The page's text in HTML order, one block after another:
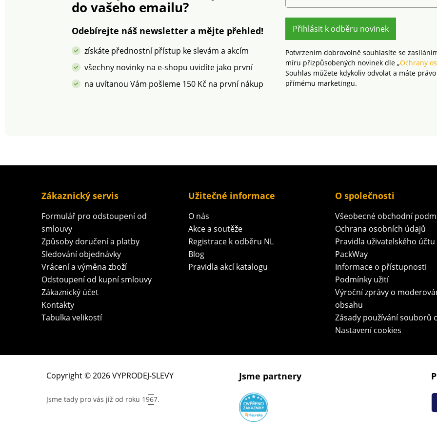
známka označuje textilní
podrobeny laboratorním
testům na široké
spektrum škodlivých
látek a výrobek je
bezpečný nad rámec
platných norem. Lze prát
v pračce.
100
testům
látek a
do vašeho emailu?
Odebírejte náš newsletter a mějte přehled!
získáte přednostní přístup ke slevám a akcím
všechny novinky na e-shopu uvidíte jako první
na uvítanou Vám pošleme 150 Kč na první nákup
Přihlásit k odběru novinek
Potvrzením dobrovolně souhlasíte se
míru přizpůsobených novinek dle „Ochrany
Souhlas můžete kdykoliv odvolat a máte
přímému marketingu.
Zákaznický servis
Formulář pro odstoupení od
smlouvy
Způsoby doručení a platby
Sledování objednávky
Vrácení a výměna zboží
Odstoupení od kupní smlouvy
Zákaznický účet
Kontakty
Tabulka velikostí
Užitečné informace
O nás
Akce a soutěže
Registrace k odběru NL
Blog
Pravidla akcí katalogu
O společnosti
Všeobecné obchodní
Ochrana osobních údajů
Pravidla uživatelského účtu
PackWay
Informace o přístupnosti
Podmínky užití
Výroční zprávy o
obsahu
Zásady používání souborů
Nastavení cookies
Copyright © 2026 VYPRODEJ-SLEVY
Jsme tady pro vás již od roku 1967.
Jsme partnery